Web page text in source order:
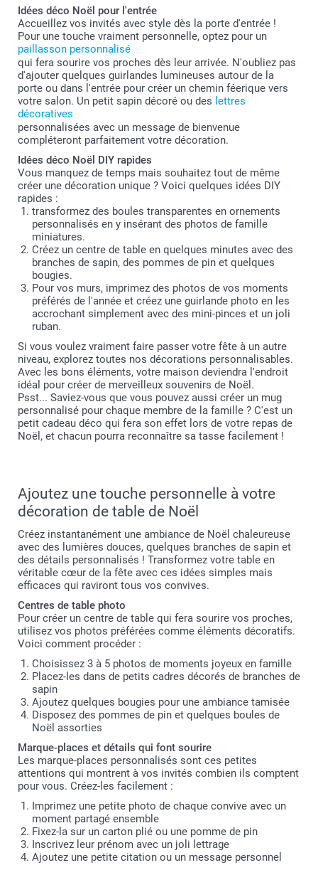
Idées déco Noël pour l'entrée
Accueillez vos invités avec style dès la porte d'entrée !
Pour une touche vraiment personnelle, optez pour un
paillasson personnalisé
qui fera sourire vos proches dès leur arrivée. N'oubliez pas
d'ajouter quelques guirlandes lumineuses autour de la
porte ou dans l'entrée pour créer un chemin féerique vers
votre salon. Un petit sapin décoré ou des lettres
décoratives
personnalisées avec un message de bienvenue
compléteront parfaitement votre décoration.
Idées déco Noël DIY rapides
Vous manquez de temps mais souhaitez tout de même
créer une décoration unique ? Voici quelques idées DIY
rapides :
transformez des boules transparentes en ornements
personnalisés en y insérant des photos de famille
miniatures.
Créez un centre de table en quelques minutes avec des
branches de sapin, des pommes de pin et quelques
bougies.
Pour vos murs, imprimez des photos de vos moments
préférés de l'année et créez une guirlande photo en les
accrochant simplement avec des mini-pinces et un joli
ruban.
Si vous voulez vraiment faire passer votre fête à un autre
niveau, explorez toutes nos décorations personnalisables.
Avec les bons éléments, votre maison deviendra l'endroit
idéal pour créer de merveilleux souvenirs de Noël.
Psst... Saviez-vous que vous pouvez aussi créer un mug
personnalisé pour chaque membre de la famille ? C'est un
petit cadeau déco qui fera son effet lors de votre repas de
Noël, et chacun pourra reconnaître sa tasse facilement !
Ajoutez une touche personnelle à votre
décoration de table de Noël
Créez instantanément une ambiance de Noël chaleureuse
avec des lumières douces, quelques branches de sapin et
des détails personnalisés ! Transformez votre table en
véritable cœur de la fête avec ces idées simples mais
efficaces qui raviront tous vos convives.
Centres de table photo
Pour créer un centre de table qui fera sourire vos proches,
utilisez vos photos préférées comme éléments décoratifs.
Voici comment procéder :
Choisissez 3 à 5 photos de moments joyeux en famille
Placez-les dans de petits cadres décorés de branches de
sapin
Ajoutez quelques bougies pour une ambiance tamisée
Disposez des pommes de pin et quelques boules de
Noël assorties
Marque-places et détails qui font sourire
Les marque-places personnalisés sont ces petites
attentions qui montrent à vos invités combien ils comptent
pour vous. Créez-les facilement :
Imprimez une petite photo de chaque convive avec un
moment partagé ensemble
Fixez-la sur un carton plié ou une pomme de pin
Inscrivez leur prénom avec un joli lettrage
Ajoutez une petite citation ou un message personnel